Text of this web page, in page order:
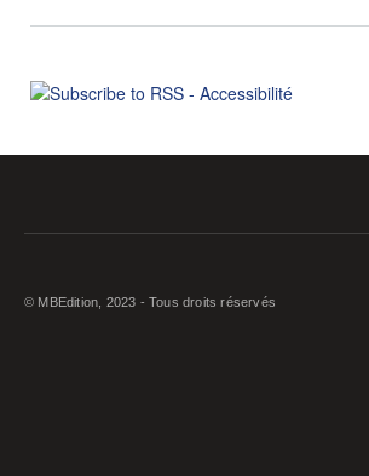
© MBEdition, 2023 - Tous droits réservés